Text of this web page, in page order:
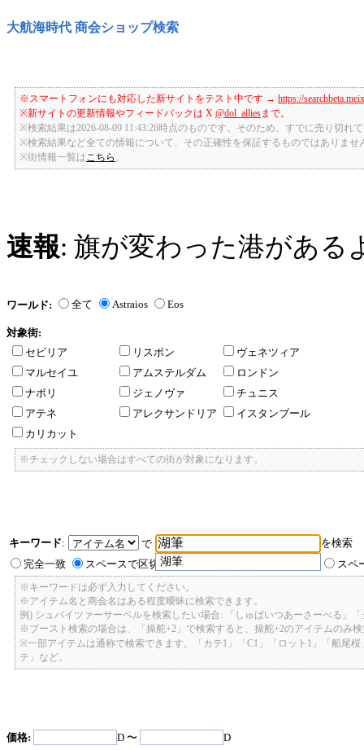
大航海時代 商会ショップ検索
※スマートフォンにも対応した新サイトをテスト中です → https://
※新サイトの更新情報やフィードバックは X @dol_alliesまで。
※検索結果は2026-08-09 11:43:26時点のものです。そのため、すでに売り切れ
※検索結果など全ての情報について、その正確性を保証するものではありませ
※街情報一覧は こちら
速報: 旗が変わった港がある
ワールド: 全て Astraios Eos
対象街:
セビリア
リスボン
ヴェネツィア
マルセイユ
アムステルダム
ロンドン
ナポリ
ジェノヴァ
チュニス
アテネ
アレクサンドリア
イスタンブール
カリカット
※チェックしない場合はすべての街が対象になります。
キーワード:
で
湖筆
を検索
完全一致
スペースで区切ったキーワードのいずれかを含む スペ
※キーワードは必ず入力してください。
※アイテム名と商会名はある程度曖昧に検索できます。
例) シュバイツァーサーベルを検索したい場合: 「しゅばいつあーさーべる」
※ブースト検索の場合は、「操舵+2」で検索すると、操舵+2のアイテムのみ
※一部アイテムは通称で検索できます。「カテ1」「C1」「ロット1」「船尾
テ」など。
価格: D 〜 D